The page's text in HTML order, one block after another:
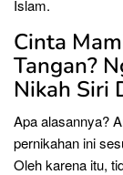
Islam.
Cinta
Tangan?
Nikah Siri
Apa alasannya?
pernikahan ini
Oleh karena itu,